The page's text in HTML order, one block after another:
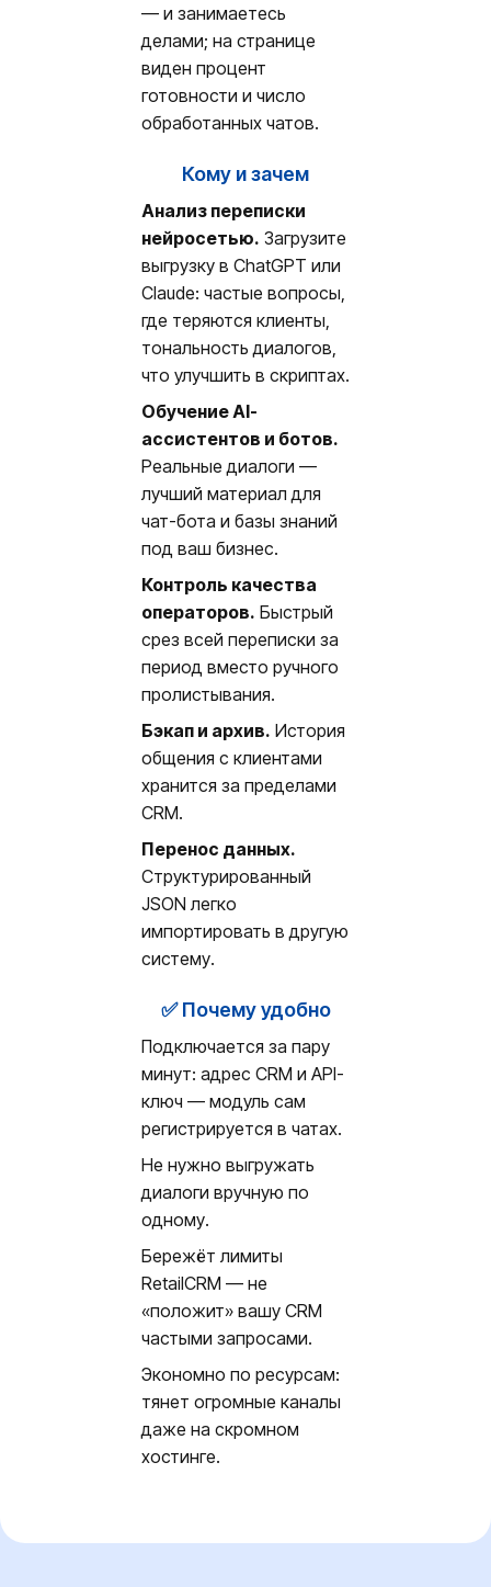
— и занимаетесь
делами; на странице
виден процент
готовности и число
обработанных чатов.
Кому и зачем
Анализ переписки
нейросетью. Загрузите
выгрузку в ChatGPT или
Claude: частые вопросы,
где теряются клиенты,
тональность диалогов,
что улучшить в скриптах.
Обучение AI-
ассистентов и ботов.
Реальные диалоги —
лучший материал для
чат-бота и базы знаний
под ваш бизнес.
Контроль качества
операторов. Быстрый
срез всей переписки за
период вместо ручного
пролистывания.
Бэкап и архив. История
общения с клиентами
хранится за пределами
CRM.
Перенос данных.
Структурированный
JSON легко
импортировать в другую
систему.
✅ Почему удобно
Подключается за пару
минут: адрес CRM и API-
ключ — модуль сам
регистрируется в чатах.
Не нужно выгружать
диалоги вручную по
одному.
Бережёт лимиты
RetailCRM — не
«положит» вашу CRM
частыми запросами.
Экономно по ресурсам:
тянет огромные каналы
даже на скромном
хостинге.